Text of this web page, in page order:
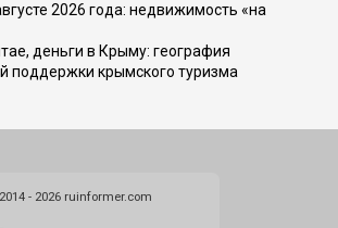
2026 года: недвижимость «на
деньги в Крыму: география
поддержки крымского туризма
- 2026 ruinformer.com